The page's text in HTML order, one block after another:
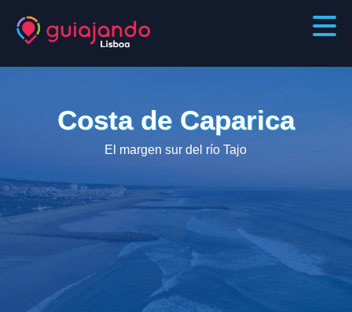
Costa de Caparica
El margen sur del río Tajo